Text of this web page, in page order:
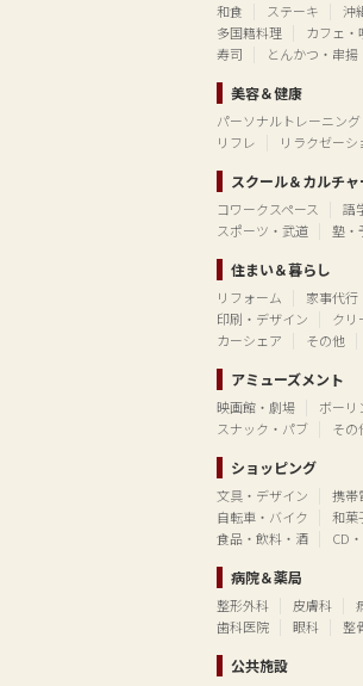
和食 ステーキ 沖
多国籍料理
カフェ・
寿司
とんかつ・串揚
美容＆健康
パーソナルトレーニング
リフレ
リラクゼーシ
スクール＆カルチャ
コワークスペース 語
スポーツ・武道
塾・
住まい＆暮らし
リフォーム 家事代行
印刷・デザイン
クリ
カーシェア
その他
アミューズメント
映画館・劇場 ボーリ
スナック・パブ
その
ショッピング
文具・デザイン 携帯
自転車・バイク
和菓
食品・飲料・酒
CD
病院＆薬局
整形外科 皮膚科
歯科医院
眼科 整
公共施設